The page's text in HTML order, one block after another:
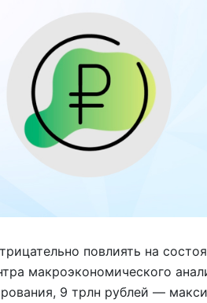
повлиять на
макроэкономического
9 трлн рублей —